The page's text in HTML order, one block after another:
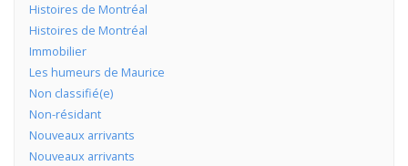
Histoires de Montréal
Histoires de Montréal
Immobilier
Les humeurs de Maurice
Non classifié(e)
Non-résidant
Nouveaux arrivants
Nouveaux arrivants